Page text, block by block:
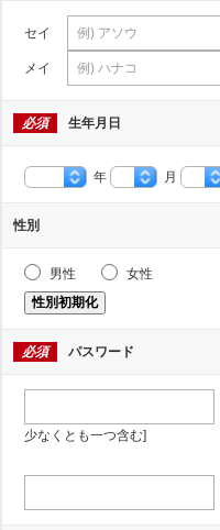
セイ
メイ
必須 生年月日
年 月
性別
男性
女性
性別初期化
必須 パスワード
少なくとも一つ含む]